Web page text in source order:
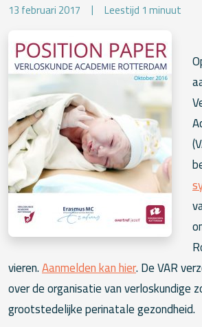
13 februari 2017 Leestijd 1 minuut
vieren.Aanmelden kan hier. De VAR
over de organisatie van verloskundige
grootstedelijke perinatale gezondheid.